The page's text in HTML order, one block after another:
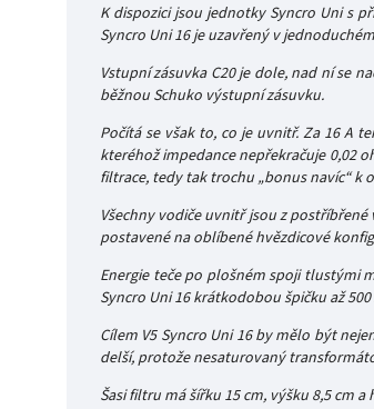
K dispozici jsou jednotky Syncro Uni s
Syncro Uni 16 je uzavřený v
Vstupní zásuvka C20 je dole, nad ní se
běžnou Schuko výstupní zásuvku.
Počítá se však to, co je uvnitř. Za 16 A
kteréhož impedance nepřekračuje 0,02
filtrace, tedy tak trochu „bonus navíc“ k
Všechny vodiče uvnitř jsou z
postavené na oblíbené hvězdicové
Energie teče po plošném spoji tlustými
Syncro Uni 16 krátkodobou špičku až
Cílem V5 Syncro Uni 16 by mělo být
delší, protože nesaturovaný
Šasi filtru má šířku 15 cm, výšku 8,5 cm